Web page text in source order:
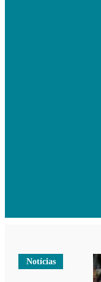
Notícias